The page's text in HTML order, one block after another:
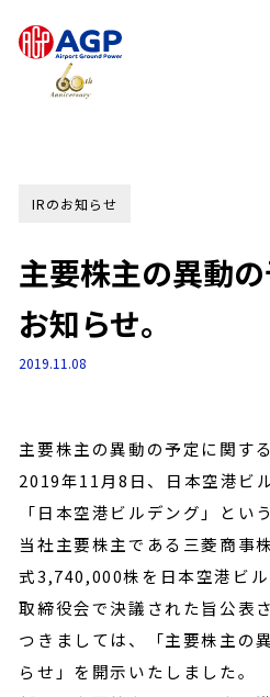
IRのお知らせ
主要株主の異動
お知らせ。
2019.11.08
主要株主の異動の予定に関す
2019年11月8日、日本空港ビ
「日本空港ビルデング」とい
当社主要株主である三菱商事
式3,740,000株を日本空港ビ
取締役会で決議された旨公表
つきましては、「主要株主の
らせ」を開示いたしました。